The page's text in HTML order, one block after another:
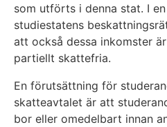
som utförts i denna stat. I
studiestatens
att också dessa inkomster
partiellt skattefria.
En förutsättning för
skatteavtalet är att
bor eller omedelbart innan